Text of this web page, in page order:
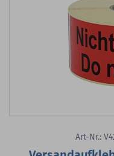
Art-Nr.: